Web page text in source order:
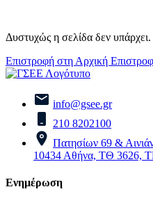
Δυστυχώς η σελίδα δεν υπάρχει.
Επιστροφή στη Αρχική
info@gsee.gr
210 8202100
Πατησίων 69 &
10434 Αθήνα, ΤΘ 3626,
Ενημέρωση